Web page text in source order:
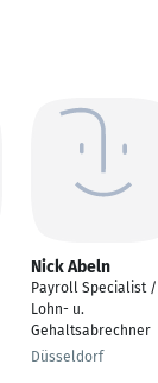
Nick Abeln
Payroll Specialist /
Lohn- u.
Gehaltsabrechner
Düsseldorf